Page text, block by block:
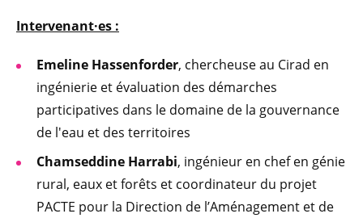
Intervenant·es :
Emeline Hassenforder, chercheuse au Cirad en
ingénierie et évaluation des démarches
participatives dans le domaine de la gouvernance
de l'eau et des territoires
Chamseddine Harrabi, ingénieur en chef en génie
rural, eaux et forêts et coordinateur du projet
PACTE pour la Direction de l’Aménagement et de